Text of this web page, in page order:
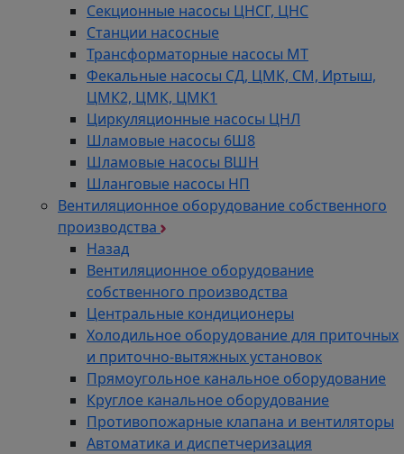
Секционные насосы ЦНСГ, ЦНС
Станции насосные
Трансформаторные насосы МТ
Фекальные насосы СД, ЦМК, СМ, Иртыш,
ЦМК2, ЦМК, ЦМК1
Циркуляционные насосы ЦНЛ
Шламовые насосы 6Ш8
Шламовые насосы ВШН
Шланговые насосы НП
Вентиляционное оборудование собственного
производства
Назад
Вентиляционное оборудование
собственного производства
Центральные кондиционеры
Холодильное оборудование для приточных
и приточно-вытяжных установок
Прямоугольное канальное оборудование
Круглое канальное оборудование
Противопожарные клапана и вентиляторы
Автоматика и диспетчеризация